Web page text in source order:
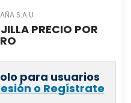
S.A.U
PRECIO POR
para usuarios
o Regístrate